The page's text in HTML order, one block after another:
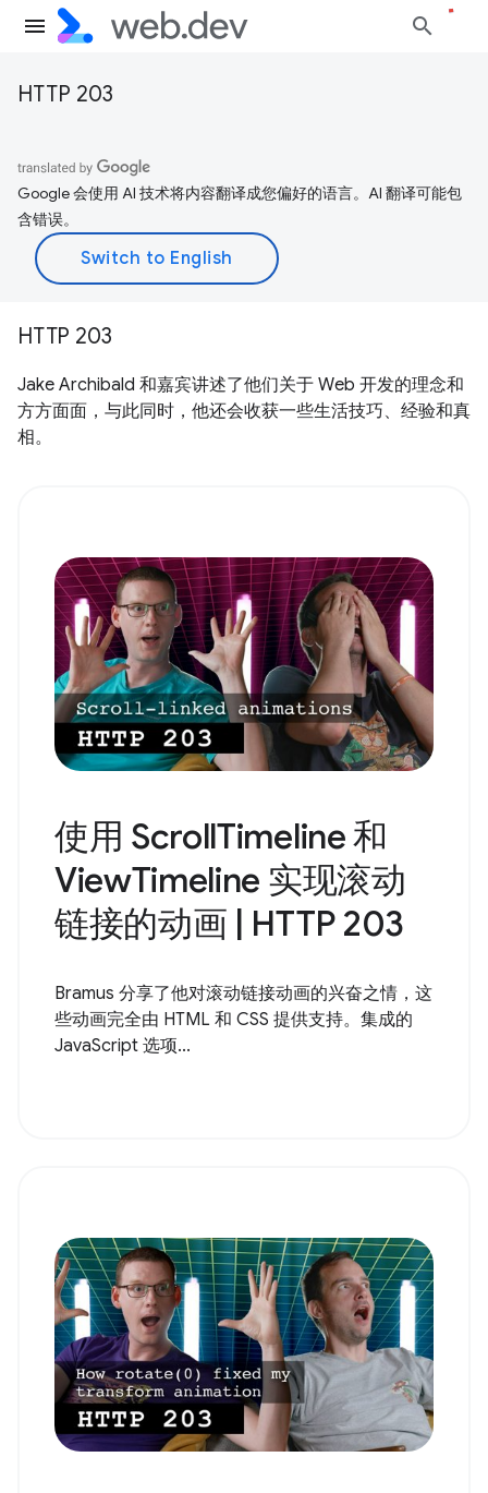
HTTP 203
Google 会使用 AI 技术将内容翻译成您偏好的语言。AI 翻译可能包
含错误。
HTTP 203
Jake Archibald 和嘉宾讲述了他们关于 Web 开发的理念和
方方面面，与此同时，他还会收获一些生活技巧、经验和真
相。
使用 ScrollTimeline 和
ViewTimeline 实现滚动
链接的动画 | HTTP 203
Bramus 分享了他对滚动链接动画的兴奋之情，这
些动画完全由 HTML 和 CSS 提供支持。集成的
JavaScript 选项...